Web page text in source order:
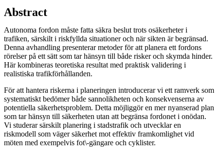
Abstract
Autonoma fordon måste fatta säkra beslut trots osäkerheter i
trafiken, särskilt i riskfyllda situationer och när sikten är begränsad.
Denna avhandling presenterar metoder för att planera ett fordons
rörelser på ett sätt som tar hänsyn till både risker och skymda hinder.
Här kombineras teoretiska resultat med praktisk validering i
realistiska trafikförhållanden.
För att hantera riskerna i planeringen introducerar vi ett ramverk som
systematiskt bedömer både sannolikheten och konsekvenserna av
potentiella säkerhetsproblem. Detta möjliggör en mer nyanserad plan
som tar hänsyn till säkerheten utan att begränsa fordonet i onödan.
Vi studerar särskilt planering i stadstrafik och utvecklar en
riskmodell som väger säkerhet mot effektiv framkomlighet vid
möten med exempelvis fot\-gängare och cyklister.